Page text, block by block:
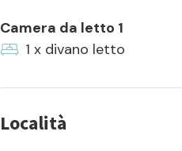
Camera da letto 1
1 x divano letto
Località